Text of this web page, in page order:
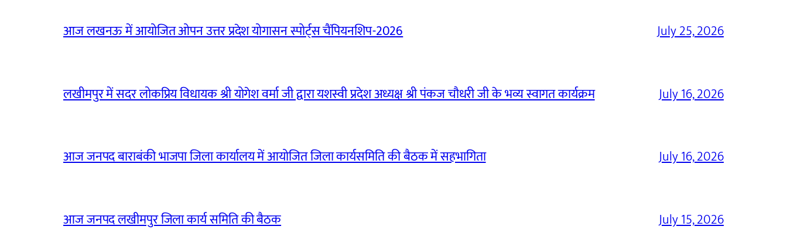
आज लखनऊ में आयोजित ओपन उत्तर प्रदेश योगासन स्पोर्ट्स चैंपियनशिप-2026 July 25, 2026
लखीमपुर में सदर लोकप्रिय विधायक श्री योगेश वर्मा जी द्वारा यशस्वी प्रदेश अध्यक्ष श्री पंकज चौधरी जी के भव्य स्वागत कार्यक्रम July 16, 2026
आज जनपद बाराबंकी भाजपा जिला कार्यालय में आयोजित जिला कार्यसमिति की बैठक में सहभागिता July 16, 2026
आज जनपद लखीमपुर जिला कार्य समिति की बैठक July 15, 2026